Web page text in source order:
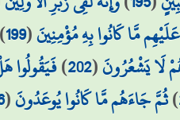
مَّا كَانُوا بِهِ مُؤْمِنِينَ(
199
لَا يَشْعُرُونَ(
202
)
)ثُمَّ جَاءَهُم مَّا كَانُوا يُوعَدُونَ(